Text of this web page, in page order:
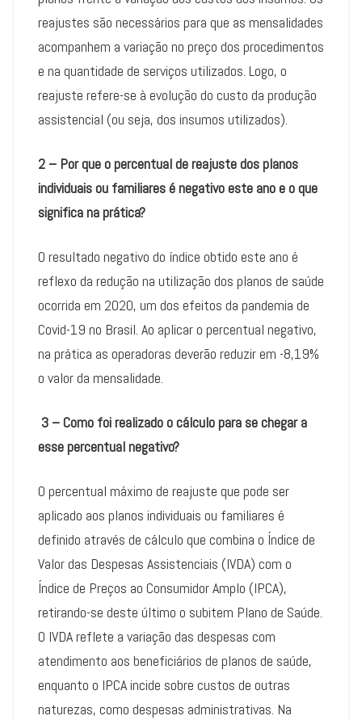
reajustes são necessários para que as mensalidades
acompanhem a variação no preço dos procedimentos
e na quantidade de serviços utilizados. Logo, o
reajuste refere-se à evolução do custo da produção
assistencial (ou seja, dos insumos utilizados).
2 – Por que o percentual de reajuste dos planos
individuais ou familiares é negativo este ano e o que
significa na prática?
O resultado negativo do índice obtido este ano é
reflexo da redução na utilização dos planos de saúde
ocorrida em 2020, um dos efeitos da pandemia de
Covid-19 no Brasil. Ao aplicar o percentual negativo,
na prática as operadoras deverão reduzir em -8,19%
o valor da mensalidade.
3 – Como foi realizado o cálculo para se chegar a
esse percentual negativo?
O percentual máximo de reajuste que pode ser
aplicado aos planos individuais ou familiares é
definido através de cálculo que combina o Índice de
Valor das Despesas Assistenciais (IVDA) com o
Índice de Preços ao Consumidor Amplo (IPCA),
retirando-se deste último o subitem Plano de Saúde.
O IVDA reflete a variação das despesas com
atendimento aos beneficiários de planos de saúde,
enquanto o IPCA incide sobre custos de outras
naturezas, como despesas administrativas. Na